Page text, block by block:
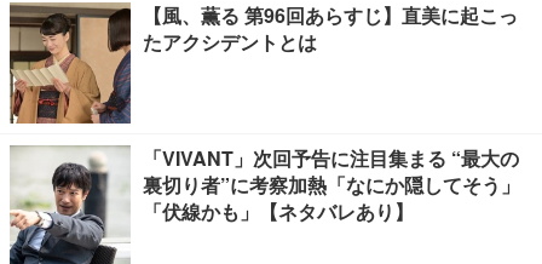
【風、薫る 第96回あらすじ】直美に起こっ
たアクシデントとは
「VIVANT」次回予告に注目集まる “最大の
裏切り者”に考察加熱「なにか隠してそう」
「伏線かも」【ネタバレあり】